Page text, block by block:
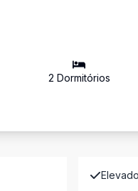
2 Dormitórios